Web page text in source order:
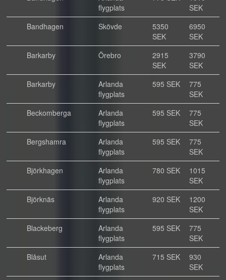
flygplats
SEK
Bandhagen
Skövde
5350
SEK
6950
SEK
Barkarby
Örebro
2915
SEK
3790
SEK
Barkarby
Arlanda
flygplats
595 SEK
775
SEK
Beckomberga
Arlanda
flygplats
595 SEK
775
SEK
Bergshamra
Arlanda
flygplats
595 SEK
775
SEK
Björkhagen
Arlanda
flygplats
780 SEK
1015
SEK
Björknäs
Arlanda
flygplats
920 SEK
1200
SEK
Blackeberg
Arlanda
flygplats
595 SEK
775
SEK
Blåsut
Arlanda
flygplats
715 SEK
930
SEK